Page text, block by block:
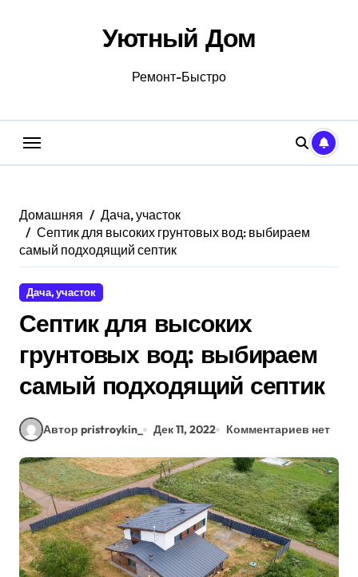
Уютный Дом
Ремонт-Быстро
Домашняя
Дача, участок
Септик для высоких грунтовых вод: выбираем
самый подходящий септик
Дача, участок
Септик для высоких
грунтовых вод: выбираем
самый подходящий септик
Автор pristroykin_ Дек 11, 2022 Комментариев нет